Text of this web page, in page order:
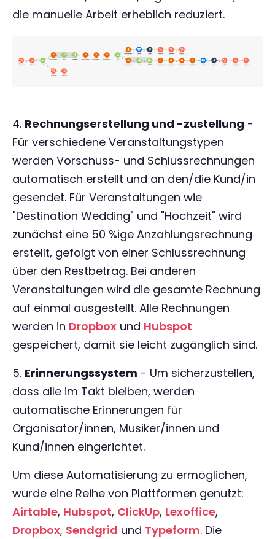
die manuelle Arbeit erheblich reduziert.
4. Rechnungserstellung und -zustellung -
Für verschiedene Veranstaltungstypen
werden Vorschuss- und Schlussrechnungen
automatisch erstellt und an den/die Kund/in
gesendet. Für Veranstaltungen wie
"Destination Wedding" und "Hochzeit" wird
zunächst eine 50 %ige Anzahlungsrechnung
erstellt, gefolgt von einer Schlussrechnung
über den Restbetrag. Bei anderen
Veranstaltungen wird die gesamte Rechnung
auf einmal ausgestellt. Alle Rechnungen
werden in Dropbox und Hubspot
gespeichert, damit sie leicht zugänglich sind.
5. Erinnerungssystem - Um sicherzustellen,
dass alle im Takt bleiben, werden
automatische Erinnerungen für
Organisator/innen, Musiker/innen und
Kund/innen eingerichtet.
Um diese Automatisierung zu ermöglichen,
wurde eine Reihe von Plattformen genutzt:
Airtable, Hubspot, ClickUp, Lexoffice,
Dropbox, Sendgrid und Typeform. Die